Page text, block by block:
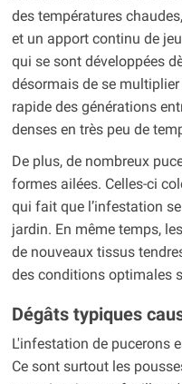
des températures
et un apport continu de
qui se sont développées
désormais de se
rapide des générations
denses en très peu de
De plus, de nombreux
formes ailées. Celles-ci
qui fait que l’infestation
jardin. En même temps,
de nouveaux tissus
des conditions optimales
Dégâts typiques
L'infestation de pucerons
Ce sont surtout les